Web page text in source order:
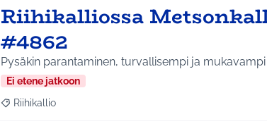
Riihikalliossa
#4862
Pysäkin parantaminen, turvallisempi ja
Ei etene jatkoon
Rajaa tulokset teeman mukaan: Riihikallio
Riihikallio